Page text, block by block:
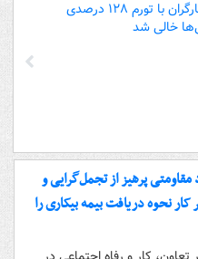
پرهیز از تجمل‌گرایی و
نحوه دریافت بیمه بیکاری را